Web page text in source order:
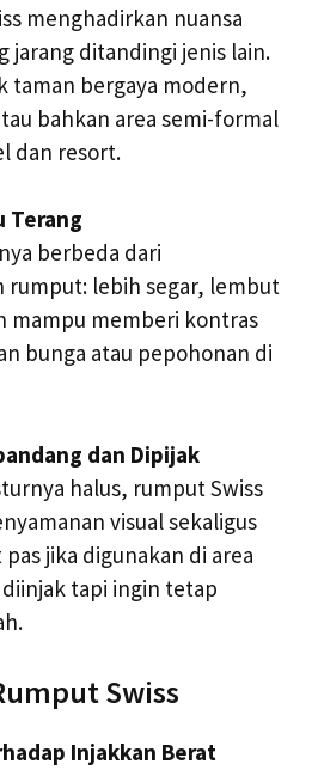
menghadirkan nuansa
jarang ditandingi jenis lain.
taman bergaya modern,
bahkan area semi-formal
dan resort.
Terang
berbeda dari
rumput: lebih segar, lembut
mampu memberi kontras
bunga atau pepohonan di
dan Dipijak
halus, rumput Swiss
visual sekaligus
pas jika digunakan di area
tapi ingin tetap
Swiss
Injakkan Berat